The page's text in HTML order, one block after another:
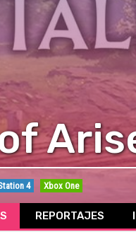
4 Xbox One
REPORTAJES